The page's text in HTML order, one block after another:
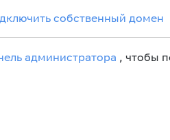
собственный домен
администратора , чтобы